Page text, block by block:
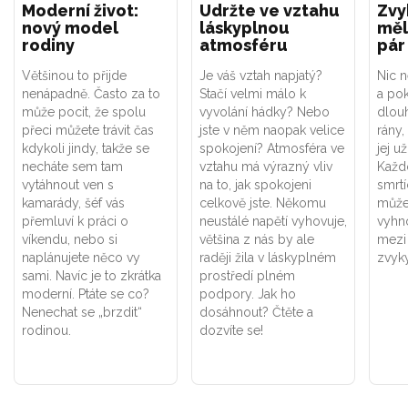
Moderní život:
nový model
rodiny
Většinou to přijde
nenápadně. Často za to
může pocit, že spolu
přeci můžete trávit čas
kdykoli jindy, takže se
necháte sem tam
vytáhnout ven s
kamarády, šéf vás
přemluví k práci o
víkendu, nebo si
naplánujete něco vy
sami. Navíc je to zkrátka
moderní. Ptáte se co?
Nenechat se „brzdit“
rodinou.
Udržte ve vztahu
láskyplnou
atmosféru
Je váš vztah napjatý?
Stačí velmi málo k
vyvolání hádky? Nebo
jste v něm naopak velice
spokojení? Atmosféra ve
vztahu má výrazný vliv
na to, jak spokojeni
celkově jste. Někomu
neustálé napětí vyhovuje,
většina z nás by ale
raději žila v láskyplném
prostředí plném
podpory. Jak ho
dosáhnout? Čtěte a
dozvíte se!
pár
Nic
a
jej